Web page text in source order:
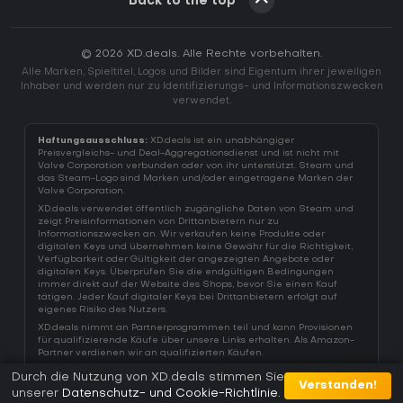
© 2026 XD.deals. Alle Rechte vorbehalten.
Alle Marken, Spieltitel, Logos und Bilder sind Eigentum ihrer jeweiligen
Inhaber und werden nur zu Identifizierungs- und Informationszwecken
verwendet.
Haftungsausschluss: XD.deals ist ein unabhängiger
Preisvergleichs- und Deal-Aggregationsdienst und ist nicht mit
Valve Corporation verbunden oder von ihr unterstützt. Steam und
das Steam-Logo sind Marken und/oder eingetragene Marken der
Valve Corporation.
XD.deals verwendet öffentlich zugängliche Daten von Steam und
zeigt Preisinformationen von Drittanbietern nur zu
Informationszwecken an. Wir verkaufen keine Produkte oder
digitalen Keys und übernehmen keine Gewähr für die Richtigkeit,
Verfügbarkeit oder Gültigkeit der angezeigten Angebote oder
digitalen Keys. Überprüfen Sie die endgültigen Bedingungen
immer direkt auf der Website des Shops, bevor Sie einen Kauf
tätigen. Jeder Kauf digitaler Keys bei Drittanbietern erfolgt auf
eigenes Risiko des Nutzers.
XD.deals nimmt an Partnerprogrammen teil und kann Provisionen
für qualifizierende Käufe über unsere Links erhalten. Als Amazon-
Partner verdienen wir an qualifizierten Käufen.
Durch die Nutzung von XD.deals stimmen Sie
unserer Datenschutz- und Cookie-Richtlinie
Verstanden!